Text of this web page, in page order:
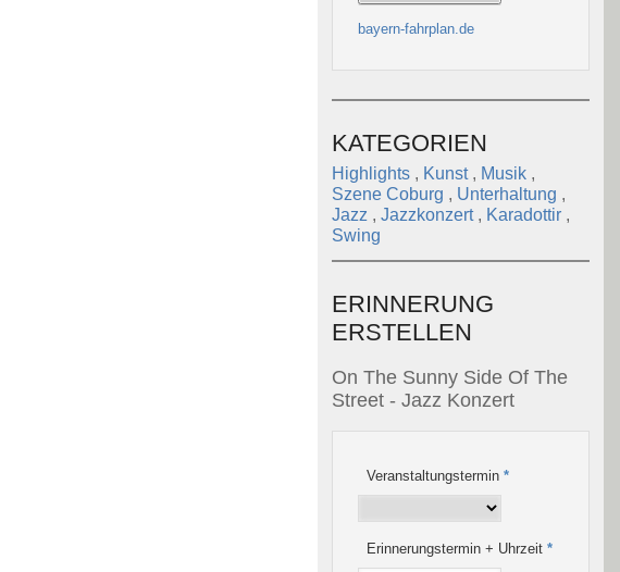
bayern-fahrplan.de
KATEGORIEN
Highlights , Kunst , Musik ,
Szene Coburg , Unterhaltung ,
Jazz ,Jazzkonzert , Karadottir ,
Swing
ERINNERUNG
ERSTELLEN
On The Sunny Side Of The
Street - Jazz Konzert
Veranstaltungstermin*
Erinnerungstermin + Uhrzeit*